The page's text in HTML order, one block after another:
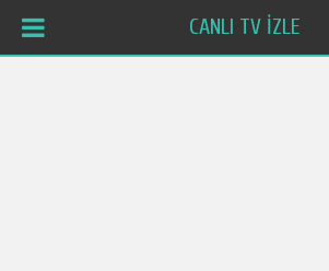
CANLI TV İZLE